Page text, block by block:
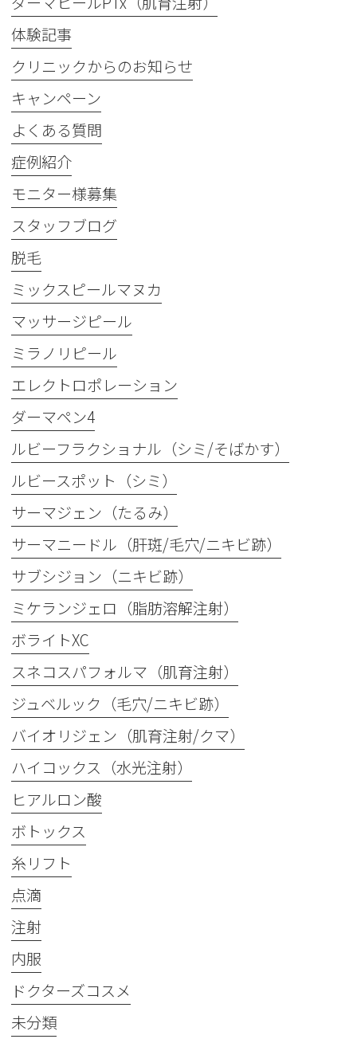
体験記事
クリニックからのお知らせ
キャンペーン
よくある質問
症例紹介
モニター様募集
スタッフブログ
脱毛
ミックスピールマヌカ
マッサージピール
ミラノリピール
エレクトロポレーション
ダーマペン4
ルビーフラクショナル（シミ/そばかす）
ルビースポット（シミ）
サーマジェン（たるみ）
サーマニードル（肝斑/毛穴/ニキビ跡）
サブシジョン（ニキビ跡）
ミケランジェロ（脂肪溶解注射）
ボライトXC
スネコスパフォルマ（肌育注射）
ジュベルック（毛穴/ニキビ跡）
バイオリジェン（肌育注射/クマ）
ハイコックス（水光注射）
ヒアルロン酸
ボトックス
糸リフト
点滴
注射
内服
ドクターズコスメ
未分類